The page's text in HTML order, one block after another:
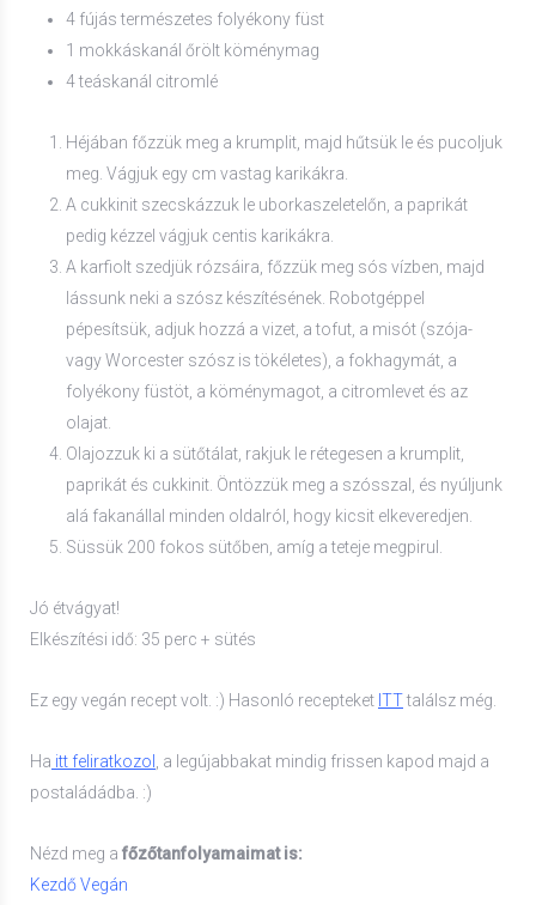
4 fújás természetes folyékony füst
1 mokkáskanál őrölt köménymag
4 teáskanál citromlé
Héjában főzzük meg a krumplit, majd hűtsük le és pucoljuk
meg. Vágjuk egy cm vastag karikákra.
A cukkinit szecskázzuk le uborkaszeletelőn, a paprikát
pedig kézzel vágjuk centis karikákra.
A karfiolt szedjük rózsáira, főzzük meg sós vízben, majd
lássunk neki a szósz készítésének. Robotgéppel
pépesítsük, adjuk hozzá a vizet, a tofut, a misót (szója-
vagy Worcester szósz is tökéletes), a fokhagymát, a
folyékony füstöt, a köménymagot, a citromlevet és az
olajat.
Olajozzuk ki a sütőtálat, rakjuk le rétegesen a krumplit,
paprikát és cukkinit. Öntözzük meg a szósszal, és nyúljunk
alá fakanállal minden oldalról, hogy kicsit elkeveredjen.
Süssük 200 fokos sütőben, amíg a teteje megpirul.
Jó étvágyat!
Elkészítési idő: 35 perc + sütés
Ez egy vegán recept volt. :) Hasonló recepteket ITTtalálsz még.
Ha itt feliratkozol , a legújabbakat mindig frissen kapod majd a
postaládádba. :)
Nézd meg a főzőtanfolyamaimat is:
Kezdő Vegán